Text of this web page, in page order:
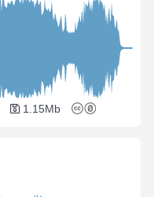
1.15Mb